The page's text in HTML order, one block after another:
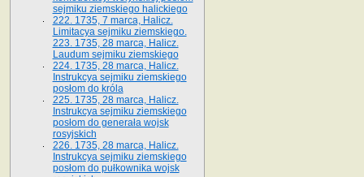
sejmiku ziemskiego halickiego
222. 1735, 7 marca, Halicz.
Limitacya sejmiku ziemskiego.
223. 1735, 28 marca, Halicz.
Laudum sejmiku ziemskiego
224. 1735, 28 marca, Halicz.
Instrukcya sejmiku ziemskiego
posłom do króla
225. 1735, 28 marca, Halicz.
Instrukcya sejmiku ziemskiego
posłom do generała wojsk
rosyjskich
226. 1735, 28 marca, Halicz.
Instrukcya sejmiku ziemskiego
posłom do pułkownika wojsk